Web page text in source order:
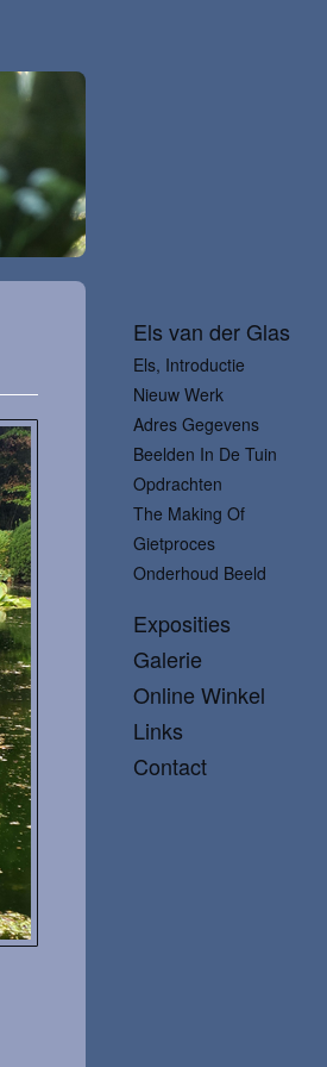
Els van der Glas
Els, Introductie
Nieuw Werk
Adres Gegevens
Beelden In De Tuin
Opdrachten
The Making Of
Gietproces
Onderhoud Beeld
Exposities
Galerie
Online Winkel
Links
Contact